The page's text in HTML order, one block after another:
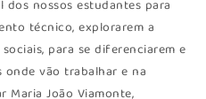
nossos estudantes para
técnico, explorarem a
para se diferenciarem e
vão trabalhar e na
Maria João Viamonte,